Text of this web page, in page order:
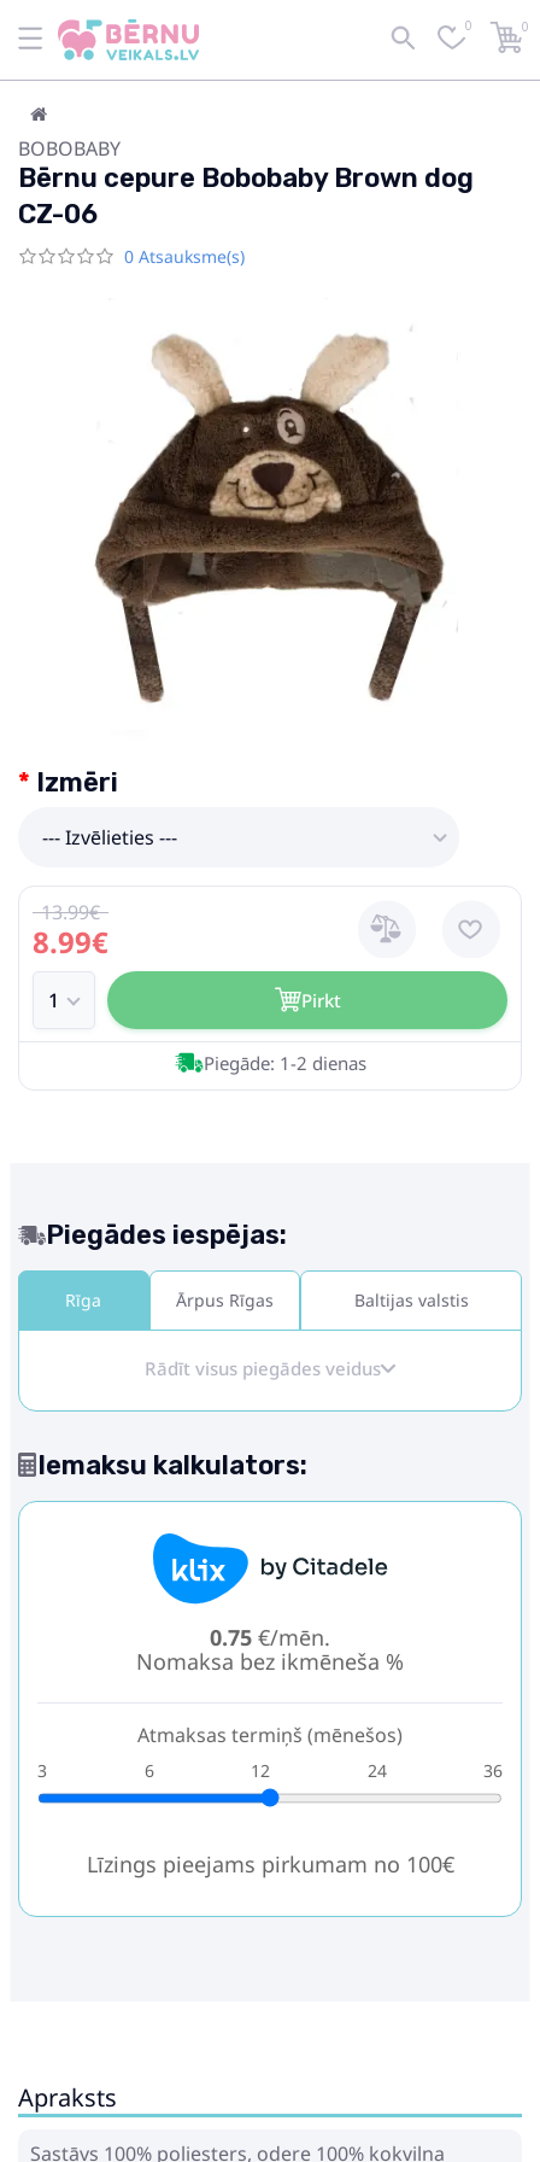
0 0
BOBOBABY
Bērnu cepure Bobobaby Brown dog
CZ-06
0 Atsauksme(s)
Izmēri
--- Izvēlieties ---
8.99€
13.99€
Pirkt
Piegāde: 1-2 dienas
Piegādes iespējas:
Rīga Ārpus Rīgas Baltijas valstis
Rādīt visus piegādes veidus
Iemaksu kalkulators:
0.75 €/mēn.
Nomaksa bez ikmēneša %
Atmaksas termiņš (mēnešos)
3 6 12 24 36
Līzings pieejams pirkumam no 100€
Apraksts
Sastāvs 100% poliesters, odere 100% kokvilna